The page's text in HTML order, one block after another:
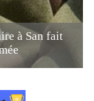
à San fait